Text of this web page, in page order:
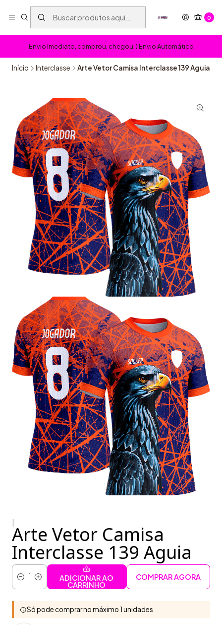
0
Envio Imediato, comprou, chegou :) Envio Automático
Início Interclasse Arte Vetor Camisa Interclasse 139 Aguia
Arte Vetor Camisa
Interclasse 139 Aguia
Quantidade
ADICIONAR AO
CARRINHO
COMPRAR AGORA
Só pode comprar no máximo 1 unidades